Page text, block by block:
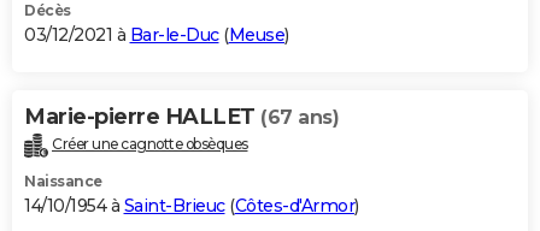
Décès
03/12/2021 à Bar-le-Duc(Meuse)
Marie-pierre HALLET (67 ans)
Créer une cagnotte obsèques
Naissance
14/10/1954 à Saint-Brieuc(Côtes-d'Armor)